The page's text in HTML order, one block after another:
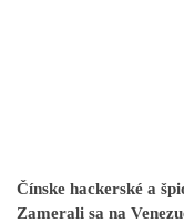
Čínske hackerské a
Zamerali sa na